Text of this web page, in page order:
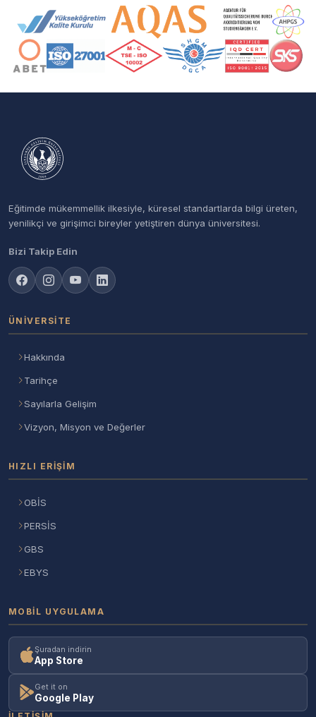
Akreditasyon ve Üyelik Logoları
Eğitimde mükemmellik ilkesiyle, küresel standartlarda bilgi üreten,
yenilikçi ve girişimci bireyler yetiştiren dünya üniversitesi.
Bizi Takip Edin
ÜNIVERSITE
Hakkında
Tarihçe
Sayılarla Gelişim
Vizyon, Misyon ve Değerler
HIZLI ERIŞIM
OBİS
PERSİS
GBS
EBYS
MOBIL UYGULAMA
Şuradan indirin
App Store
Get it on
Google Play